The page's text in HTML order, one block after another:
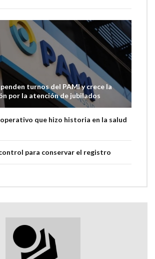
turnos del PAMI y crece la
por la atención de jubilados
operativo que hizo historia en la salud
para conservar el registro